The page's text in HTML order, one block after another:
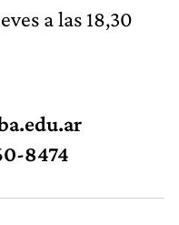
a las 18,30
8474